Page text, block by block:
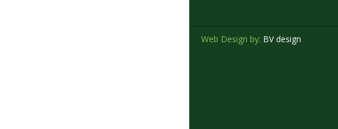
Web Design by: BV design